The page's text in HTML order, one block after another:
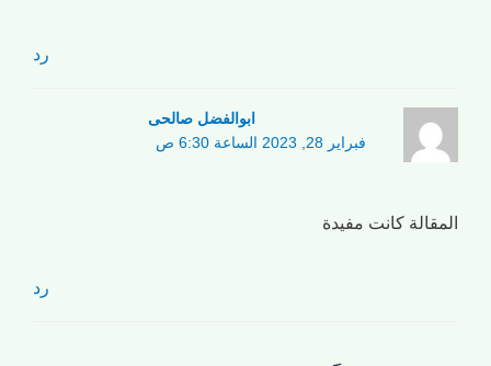
رد
ابوالفضل صالحی
فبراير 28, 2023 الساعة 6:30 ص
المقالة كانت مفيدة
رد